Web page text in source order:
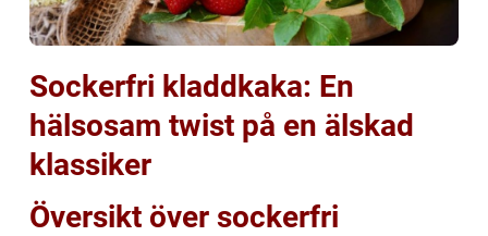
Sockerfri kladdkaka: En
hälsosam twist på en älskad
klassiker
Översikt över sockerfri